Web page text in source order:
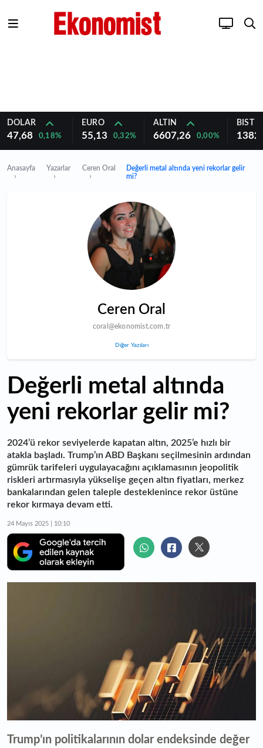
DOLAR
47,68 0,18%
EURO
55,13 0,32%
ALTIN
6607,26 0,00%
BIST
Anasayfa Yazarlar Ceren Oral
Değerli metal altında yeni rekorlar gelir
mi?
Ceren Oral
coral@ekonomist.com.tr
Diğer Yazıları
Değerli metal altında
yeni rekorlar gelir mi?
2024’ü rekor seviyelerde kapatan altın, 2025’e hızlı bir
atakla başladı. Trump’ın ABD Başkanı seçilmesinin ardından
gümrük tarifeleri uygulayacağını açıklamasının jeopolitik
riskleri artırmasıyla yükselişe geçen altın fiyatları, merkez
bankalarından gelen taleple desteklenince rekor üstüne
rekor kırmaya devam etti.
24 Mayıs 2025 | 10:10
Trump’ın politikalarının dolar endeksinde değer